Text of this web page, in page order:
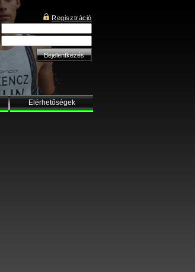
Regisztráció
Elérhetőségek